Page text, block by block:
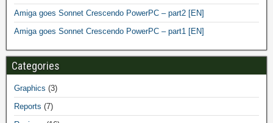
Amiga goes Sonnet Crescendo PowerPC – part2 [EN]
Amiga goes Sonnet Crescendo PowerPC – part1 [EN]
Categories
Graphics (3)
Reports (7)